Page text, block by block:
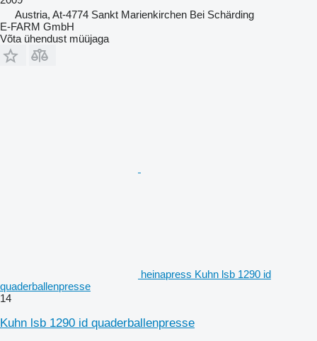
Austria, At-4774 Sankt Marienkirchen Bei Schärding
E-FARM GmbH
Võta ühendust müüjaga
heinapress Kuhn lsb 1290 id
quaderballenpresse
14
Kuhn lsb 1290 id quaderballenpresse